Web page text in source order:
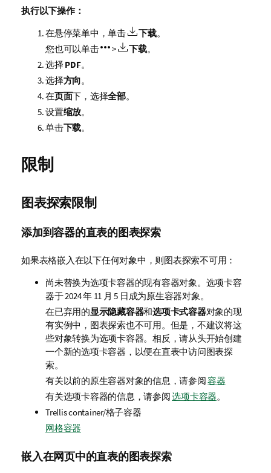
执行以下操作：
在悬停菜单中，单击
下载。
您也可以单击
> 下载。
选择 PDF。
选择方向。
在页面下，选择全部。
设置缩放。
单击下载。
限制
图表探索限制
添加到容器的直表的图表探索
如果表格嵌入在以下任何对象中，则图表探索不可用：
尚未替换为选项卡容器的现有容器对象。 选项卡容
器于 2024 年 11 月 5 日成为原生容器对象。
在已弃用的显示隐藏容器和选项卡式容器对象的现
有实例中，图表探索也不可用。但是，不建议将这
些对象转换为选项卡容器。相反，请从头开始创建
一个新的选项卡容器，以便在直表中访问图表探
索。
有关以前的原生容器对象的信息，请参阅容器
有关选项卡容器的信息，请参阅选项卡容器。
Trellis container/格子容器
网格容器
嵌入在网页中的直表的图表探索